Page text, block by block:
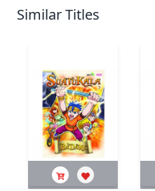
Similar Titles